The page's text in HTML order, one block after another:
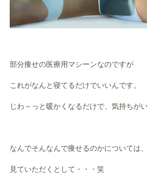
部分痩せの医療用マシーンなのですが
これがなんと寝てるだけでいいんです。
じわ～っと暖かくなるだけで、気持ちが
なんでそんなんで痩せるのかについては
見ていただくとして・・・笑